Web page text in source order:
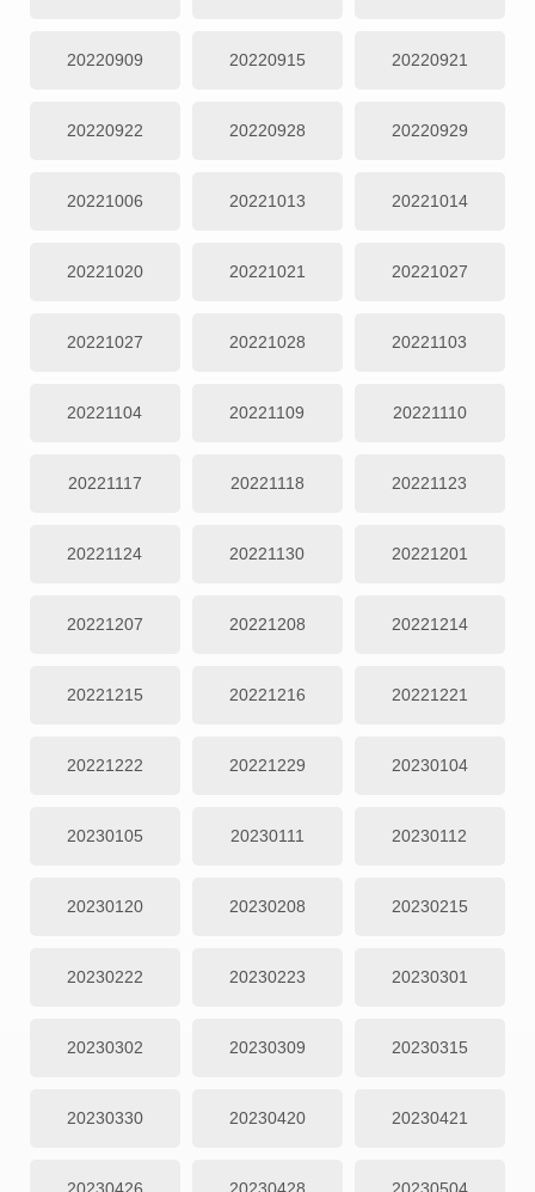
20220909 20220915 20220921
20220922 20220928 20220929
20221006 20221013 20221014
20221020 20221021 20221027
20221027 20221028 20221103
20221104 20221109 20221110
20221117 20221118 20221123
20221124 20221130 20221201
20221207 20221208 20221214
20221215 20221216 20221221
20221222 20221229 20230104
20230105 20230111 20230112
20230120 20230208 20230215
20230222 20230223 20230301
20230302 20230309 20230315
20230330 20230420 20230421